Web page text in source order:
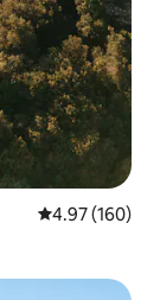
レビュー160
4.97 (160)